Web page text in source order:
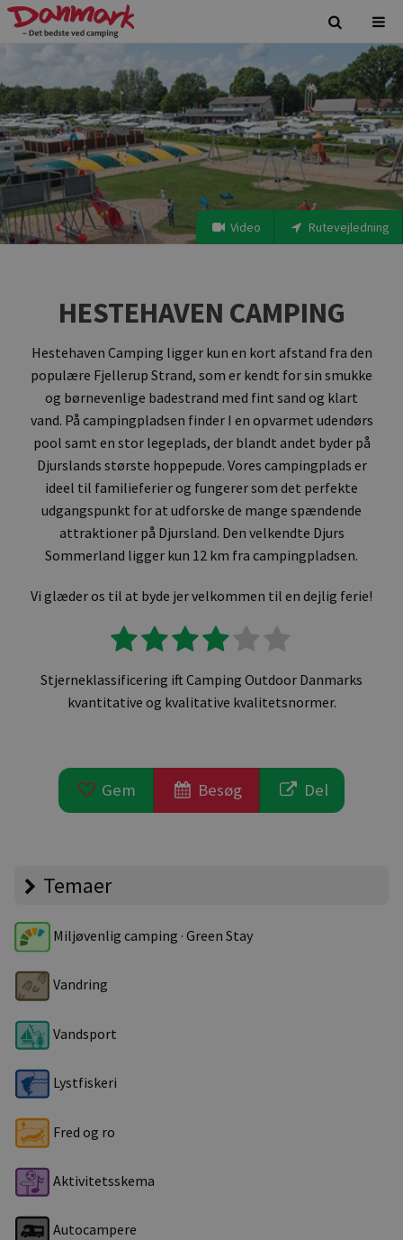
Video Rutevejledning
HESTEHAVEN CAMPING
Hestehaven Camping ligger kun en kort afstand fra den
populære Fjellerup Strand, som er kendt for sin smukke
og børnevenlige badestrand med fint sand og klart
vand. På campingpladsen finder I en opvarmet udendørs
pool samt en stor legeplads, der blandt andet byder på
Djurslands største hoppepude. Vores campingplads er
ideel til familieferier og fungerer som det perfekte
udgangspunkt for at udforske de mange spændende
attraktioner på Djursland. Den velkendte Djurs
Sommerland ligger kun 12 km fra campingpladsen.
Vi glæder os til at byde jer velkommen til en dejlig ferie!
Stjerneklassificering ift Camping Outdoor Danmarks
kvantitative og kvalitative kvalitetsnormer.
Gem Besøg Del
Temaer
Miljøvenlig camping · Green Stay
Vandring
Vandsport
Lystfiskeri
Fred og ro
Aktivitetsskema
Autocampere